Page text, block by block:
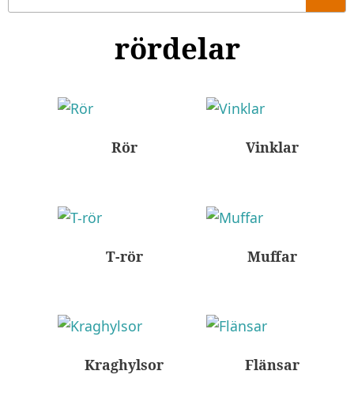
rördelar
Rör Vinklar
T-rör Muffar
Kraghylsor Flänsar